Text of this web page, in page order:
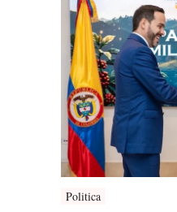
Politica